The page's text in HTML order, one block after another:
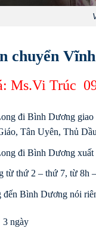
chuyển
Ms.Vi Trúc
đi Bình Dương giao
Tân Uyên, Thủ
đi Bình Dương xuất
từ thứ 2 – thứ 7, từ 8h
Bình Dương nói
ngày